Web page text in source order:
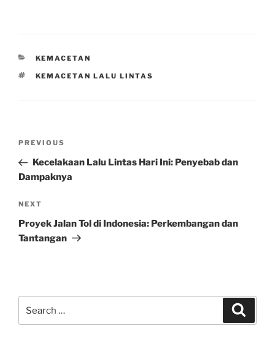
CATEGORIES
KEMACETAN
TAGS
KEMACETAN LALU LINTAS
Previous
Post
PREVIOUS
Kecelakaan Lalu Lintas Hari Ini: Penyebab dan
Dampaknya
Next
Post
NEXT
Proyek Jalan Tol di Indonesia: Perkembangan dan
Tantangan
for: